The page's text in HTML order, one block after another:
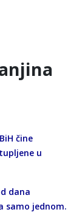
čine
u
dana
samo jednom.